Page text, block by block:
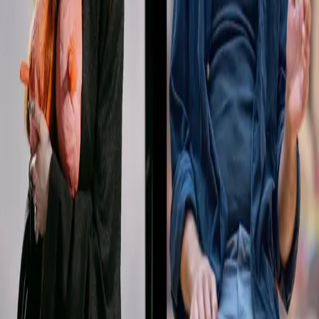
herbstkabarett (Doppelabend)
steirischer herbst
herbstkabarett (Doppelabend)
Termine Details
Keine bevorstehenden
Veranstaltungen gefunden.
Derzeit gibt es keine bevorstehenden